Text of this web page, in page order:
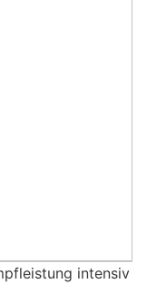
intensiv